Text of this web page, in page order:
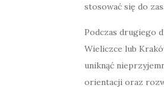
stosować się do
Podczas drugiego
Wieliczce lub
uniknąć
orientacji oraz